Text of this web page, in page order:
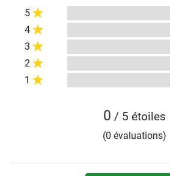
5
4
3
2
1
0 / 5 étoiles
(0 évaluations)